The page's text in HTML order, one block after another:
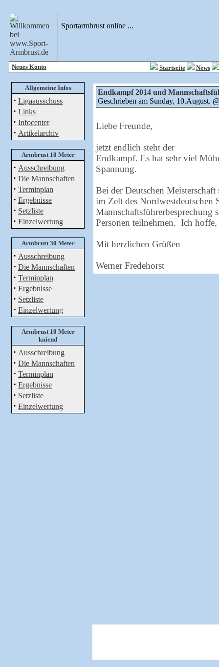
Sportarmbrust online ...
Neues Konto Startseite News
Allgemeine Infos
· Ligaausschuss
· Links
· Infocenter
· Artikelarchiv
Armbrust 10 Meter
· Ausschreibung
· Die Mannschaften
· Terminplan
· Ergebnisse
· Setzliste
· Einzelwertung
Armbrust 30 Meter
· Ausschreibung
· Die Mannschaften
· Terminplan
· Ergebnisse
· Setzliste
· Einzelwertung
Armbrust 10 Meter
kniend
· Ausschreibung
· Die Mannschaften
· Terminplan
· Ergebnisse
· Setzliste
· Einzelwertung
Endkampf 2014 und
Geschrieben am Sunday, 10.August.
Liebe Freunde,
jetzt endlich steht der
Endkampf. Es hat sehr viel
Spannung.
Bei der Deutschen
im Zelt des Nordwestdeutschen
Mannschaftsführerbesprechung
Personen teilnehmen. Ich
Mit herzlichen Grüßen
Werner Fredehorst